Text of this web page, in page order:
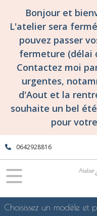
Bonjour et
L'atelier sera
pouvez passer
fermeture (délai
Contactez moi
urgentes,
d'Aout et la
souhaite un bel
pour
0642928816